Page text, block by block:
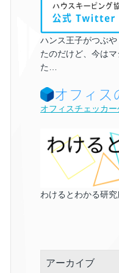
ハンス王子がつぶ
たのだけど、今は
た…
オフィスチェッカ
わけるとわかる研究
アーカイブ